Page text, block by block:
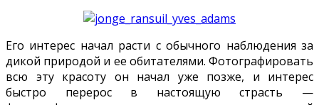
Его интерес начал расти с обычного наблюдения за
дикой природой и ее обитателями. Фотографировать
всю эту красоту он начал уже позже, и интерес
быстро перерос в настоящую страсть —